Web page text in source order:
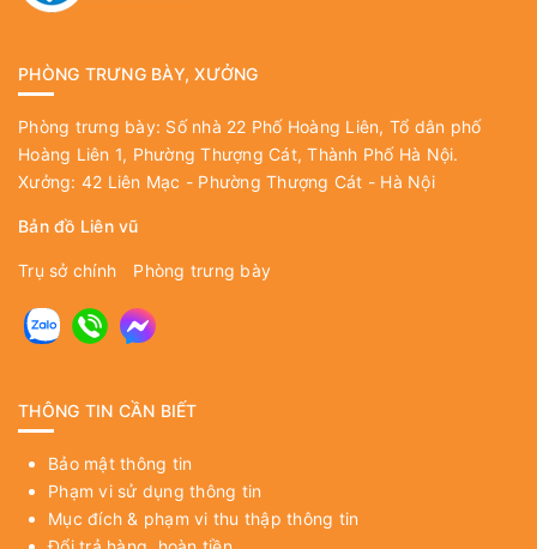
PHÒNG TRƯNG BÀY, XƯỞNG
Phòng trưng bày: Số nhà 22 Phố Hoàng Liên, Tổ dân phố
Hoàng Liên 1, Phường Thượng Cát, Thành Phố Hà Nội.
Xưởng: 42 Liên Mạc - Phường Thượng Cát - Hà Nội
Bản đồ Liên vũ
Trụ sở chính Phòng trưng bày
THÔNG TIN CẦN BIẾT
Bảo mật thông tin
Phạm vi sử dụng thông tin
Mục đích & phạm vi thu thập thông tin